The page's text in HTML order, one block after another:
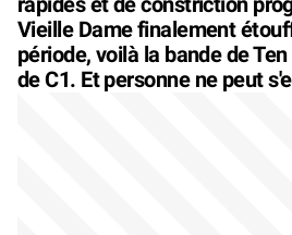
Vieille Dame finalement
période, voilà la bande de
de C1. Et personne ne peut